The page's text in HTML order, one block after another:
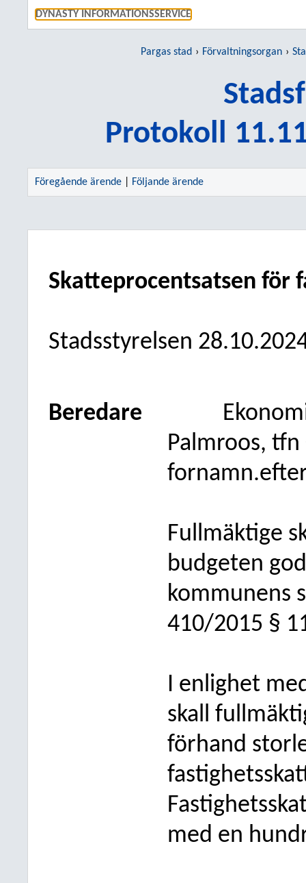
DYNASTY INFORMATIONSSERVICE
Pargas stad Förvaltningsorgan
Protokoll
Föregående ärende Följande ärende
Skatteprocentsatsen för
Stadsstyrelsen
Beredare
Palmroos, tfn
Fullmäktige
budgeten
kommunens
410/2015 §
I enlighet
skall
förhand
med en